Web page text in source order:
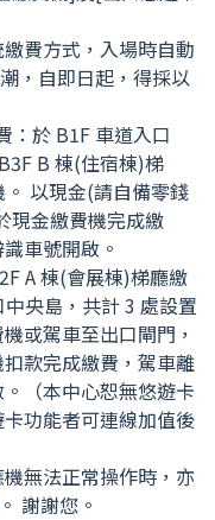
費方式，入場時自動
，自即日起，得採以
：於 B1F 車道入口
B 棟(住宿棟)梯
以現金(請自備零錢
現金繳費機完成繳
車號開啟。
A 棟(會展棟)梯廳繳
央島，共計 3 處設置
或駕車至出口閘門，
款完成繳費，駕車離
（本中心恕無悠遊卡
功能者可連線加值後
無法正常操作時，亦
謝謝您。